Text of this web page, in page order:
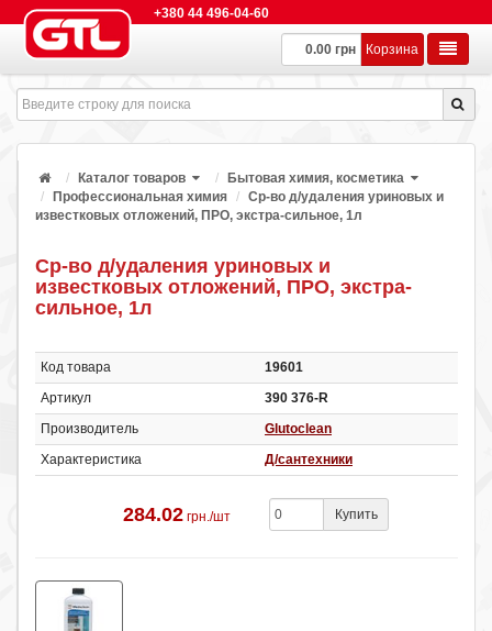
+380 44 496-04-60
0.00 грн Корзина
Каталог товаров
Бытовая химия, косметика
Профессиональная химия
Ср-во д/удаления уриновых и
известковых отложений, ПРО, экстра-сильное, 1л
Ср-во д/удаления уриновых и
известковых отложений, ПРО, экстра-
сильное, 1л
Код товара
19601
Артикул
390 376-R
Производитель
Glutoclean
Характеристика
Д/сантехники
284.02 грн./шт Купить